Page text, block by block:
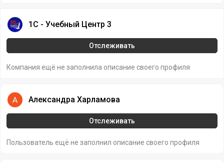
1С - Учебный Центр 3
1С - Учебный Центр 3
Отслеживать
Компания ещё не заполнила описание своего профиля
Александра Харламова
Александра Харламова
Отслеживать
Пользователь ещё не заполнил описание своего профиля